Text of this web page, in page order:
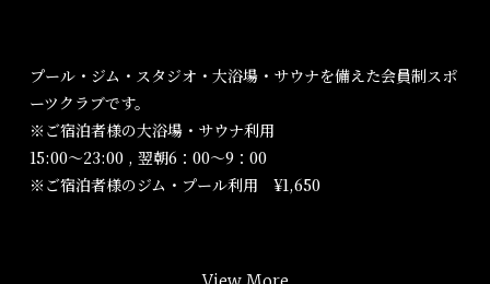
プール・ジム・スタジオ・大浴場・サウナを備えた会員制スポ
ーツクラブです。
※ご宿泊者様の大浴場・サウナ利用
15:00～23:00 , 翌朝6：00～9：00
※ご宿泊者様のジム・プール利用 ¥1,650